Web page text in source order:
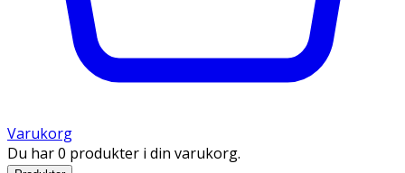
Varukorg
Du har 0 produkter i din varukorg.